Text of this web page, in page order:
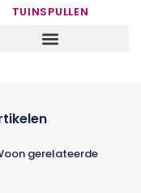
TUINSPULLEN
gerelateerde